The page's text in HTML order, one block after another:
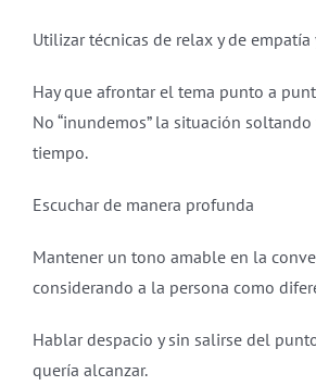
Utilizar técnicas de relax y de empatía
Hay que afrontar el tema punto a
No “inundemos” la situación
tiempo.
Escuchar de manera profunda
Mantener un tono amable en la
considerando a la persona como
Hablar despacio y sin salirse del
quería alcanzar.